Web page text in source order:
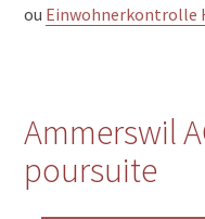
ou Einwohnerkontrolle
Ammerswil
poursuite